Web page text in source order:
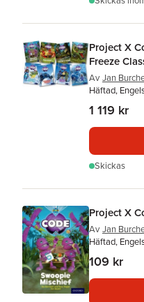
Project X
Freeze
Av Jan
Häftad,
1 119 kr
Skickas
Project X
Av Jan
Häftad,
109 kr